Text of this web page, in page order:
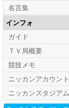
名言集
インフォ
ガイド
ＴＶ局概要
競技メモ
ニッカンアカウント
ニッカンスタジアム